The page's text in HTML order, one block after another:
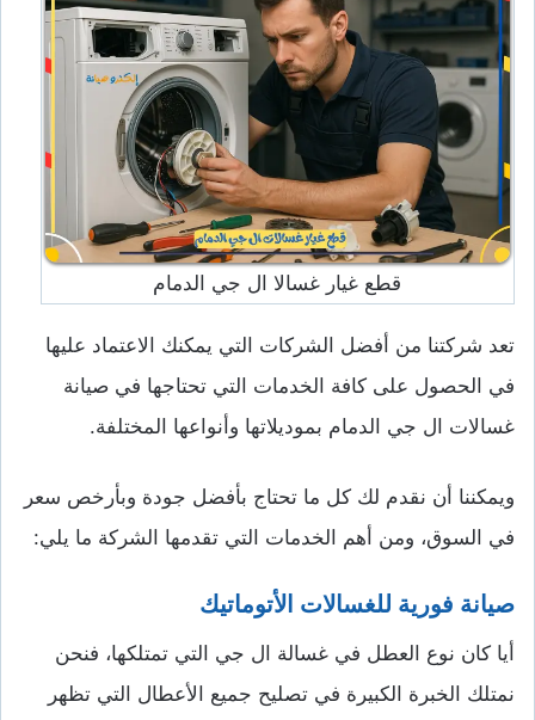
قطع غيار غسالا ال جي الدمام
تعد شركتنا من أفضل الشركات التي يمكنك الاعتماد عليها
في الحصول على كافة الخدمات التي تحتاجها في صيانة
غسالات ال جي الدمام بموديلاتها وأنواعها المختلفة.
ويمكننا أن نقدم لك كل ما تحتاج بأفضل جودة وبأرخص سعر
في السوق، ومن أهم الخدمات التي تقدمها الشركة ما يلي:
صيانة فورية للغسالات الأتوماتيك
أيا كان نوع العطل في غسالة ال جي التي تمتلكها، فنحن
نمتلك الخبرة الكبيرة في تصليح جميع الأعطال التي تظهر